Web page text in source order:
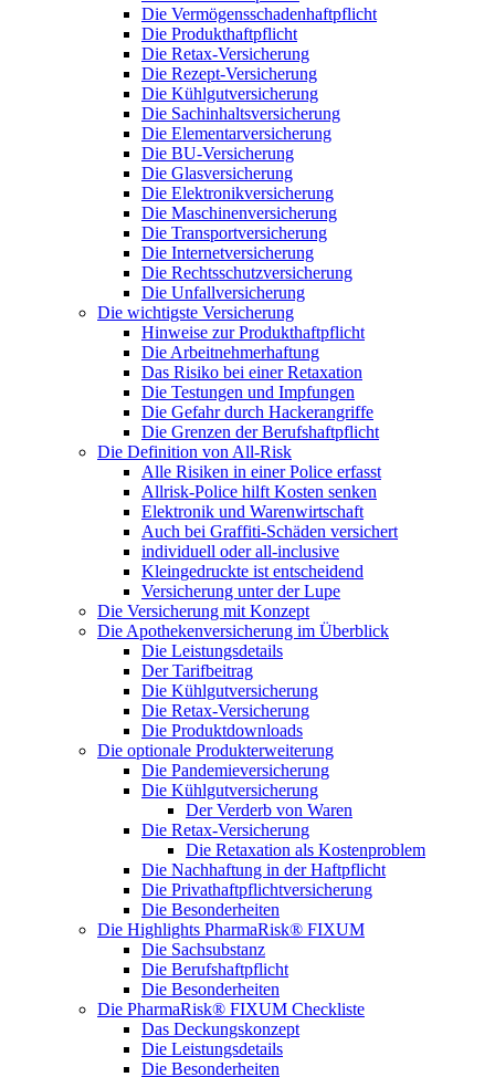
Die Vermögensschadenhaftpflicht
Die Produkthaftpflicht
Die Retax-Versicherung
Die Rezept-Versicherung
Die Kühlgutversicherung
Die Sachinhaltsversicherung
Die Elementarversicherung
Die BU-Versicherung
Die Glasversicherung
Die Elektronikversicherung
Die Maschinenversicherung
Die Transportversicherung
Die Internetversicherung
Die Rechtsschutzversicherung
Die Unfallversicherung
Die wichtigste Versicherung
Hinweise zur Produkthaftpflicht
Die Arbeitnehmerhaftung
Das Risiko bei einer Retaxation
Die Testungen und Impfungen
Die Gefahr durch Hackerangriffe
Die Grenzen der Berufshaftpflicht
Die Definition von All-Risk
Alle Risiken in einer Police erfasst
Allrisk-Police hilft Kosten senken
Elektronik und Warenwirtschaft
Auch bei Graffiti-Schäden versichert
individuell oder all-inclusive
Kleingedruckte ist entscheidend
Versicherung unter der Lupe
Die Versicherung mit Konzept
Die Apothekenversicherung im Überblick
Die Leistungsdetails
Der Tarifbeitrag
Die Kühlgutversicherung
Die Retax-Versicherung
Die Produktdownloads
Die optionale Produkterweiterung
Die Pandemieversicherung
Die Kühlgutversicherung
Der Verderb von Waren
Die Retax-Versicherung
Die Retaxation als Kostenproblem
Die Nachhaftung in der Haftpflicht
Die Privathaftpflichtversicherung
Die Besonderheiten
Die Highlights PharmaRisk® FIXUM
Die Sachsubstanz
Die Berufshaftpflicht
Die Besonderheiten
Die PharmaRisk® FIXUM Checkliste
Das Deckungskonzept
Die Leistungsdetails
Die Besonderheiten